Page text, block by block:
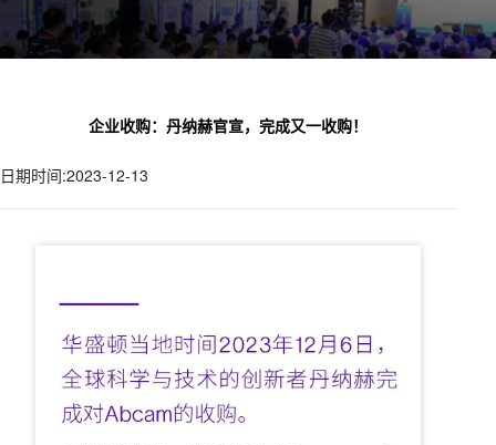
企业收购：丹纳赫官宣，完成又一收购！
日期时间:2023-12-13